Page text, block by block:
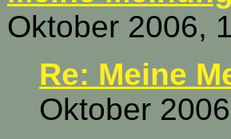
Oktober 2006,
Re: Meine
Oktober